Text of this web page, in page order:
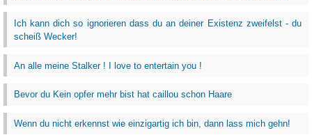
Ich kann dich so ignorieren dass du an deiner Existenz zweifelst - du
scheiß Wecker!
An alle meine Stalker ! I love to entertain you !
Bevor du Kein opfer mehr bist hat caillou schon Haare
Wenn du nicht erkennst wie einzigartig ich bin, dann lass mich gehn!